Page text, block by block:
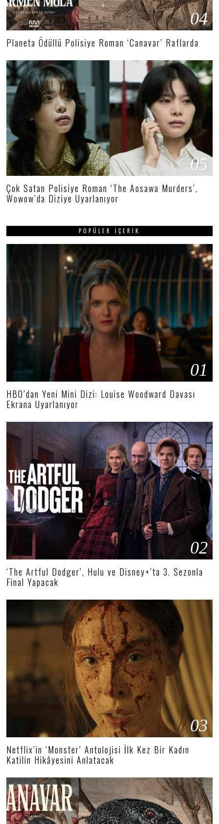
04
Planeta Ödüllü Polisiye Roman ‘Canavar’ Raflarda
05
Çok Satan Polisiye Roman ‘The Aosawa Murders’,
Wowow’da Diziye Uyarlanıyor
POPÜLER İÇERIK
01
HBO’dan Yeni Mini Dizi: Louise Woodward Davası
Ekrana Uyarlanıyor
02
‘The Artful Dodger’, Hulu ve Disney+’ta 3. Sezonla
Final Yapacak
03
Netflix’in ‘Monster’ Antolojisi İlk Kez Bir Kadın
Katilin Hikâyesini Anlatacak